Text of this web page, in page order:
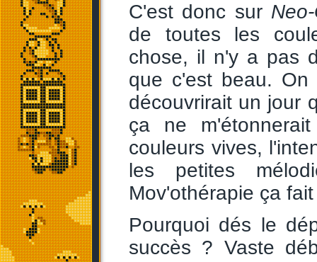
C'est donc sur
de toutes les
chose, il n'y a pas
que c'est beau. On
découvrirait un jour
ça ne
couleurs vives,
les petites
Mov'othérapie ça
Pourquoi dés le
succès ? Vaste